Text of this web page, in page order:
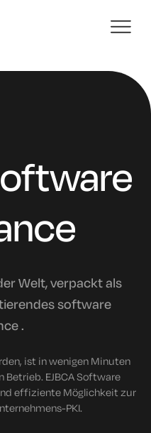
Welt, verpackt als
software
.
ist in wenigen Minuten
EJBCA Software
effiziente Möglichkeit zur
PKI.